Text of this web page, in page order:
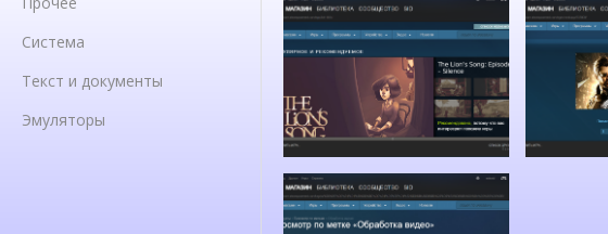
Система
Текст и документы
Эмуляторы